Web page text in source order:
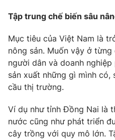
cấp ngày 29/12/2023
Phó Tổng Biên tập:
Nguyễn Thị
Nguyễn Trọng Ninh
Tổng đài VTV:
024.38 355 931
Ðiện thoại Thời báo VTV:
Liên hệ quảng cáo:024-
Tập trung chế biến sâu
Mục tiêu của Việt Nam là
nông sản. Muốn vậy ở
người dân và doanh
sản xuất những gì mình có,
cầu thị trường.
Ví dụ như tỉnh Đồng Nai là
nước cũng như phát triển
cây trồng với quy mô lớn.